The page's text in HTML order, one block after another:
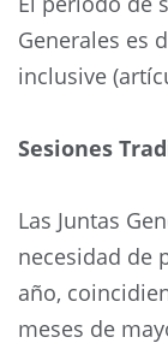
Generales es
inclusive
Sesiones
Las Juntas
necesidad de
año,
meses de